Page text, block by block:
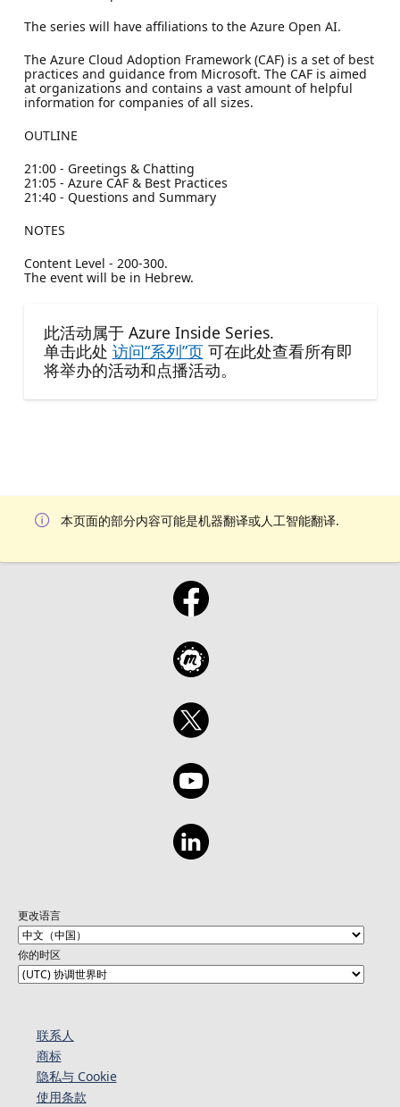
The series will have affiliations to the Azure Open AI.
The Azure Cloud Adoption Framework (CAF) is a set of best
practices and guidance from Microsoft. The CAF is aimed
at organizations and contains a vast amount of helpful
information for companies of all sizes.
OUTLINE
21:00 - Greetings & Chatting
21:05 - Azure CAF & Best Practices
21:40 - Questions and Summary
NOTES
Content Level - 200-300.
The event will be in Hebrew.
此活动属于 Azure Inside Series.
单击此处 访问“系列”页可在此处查看所有即
将举办的活动和点播活动。
本页面的部分内容可能是机器翻译或人工智能翻译.
更改语言
你的时区
联系人
商标
隐私与 Cookie
使用条款